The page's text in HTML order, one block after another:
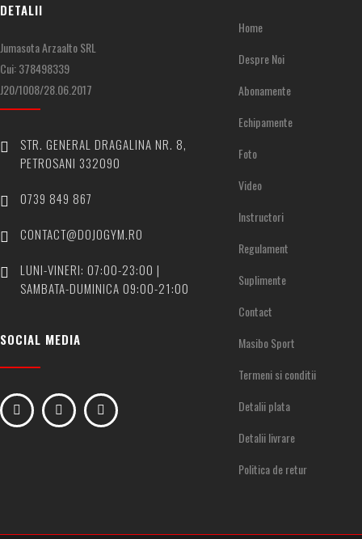
DETALII
Jumasota Arzaalto SRL
Cui: 378498339
J20/1008/28.06.2017
STR. GENERAL DRAGALINA NR. 8,
PETROSANI 332090
0739 849 867
CONTACT@DOJOGYM.RO
LUNI-VINERI: 07:00-23:00 |
SAMBATA-DUMINICA 09:00-21:00
SOCIAL MEDIA
Home
Despre Noi
Abonamente
Echipamente
Foto
Video
Instructori
Regulament
Suplimente
Contact
Masibo Sport
Termeni si conditii
Detalii plata
Detalii livrare
Politica de retur